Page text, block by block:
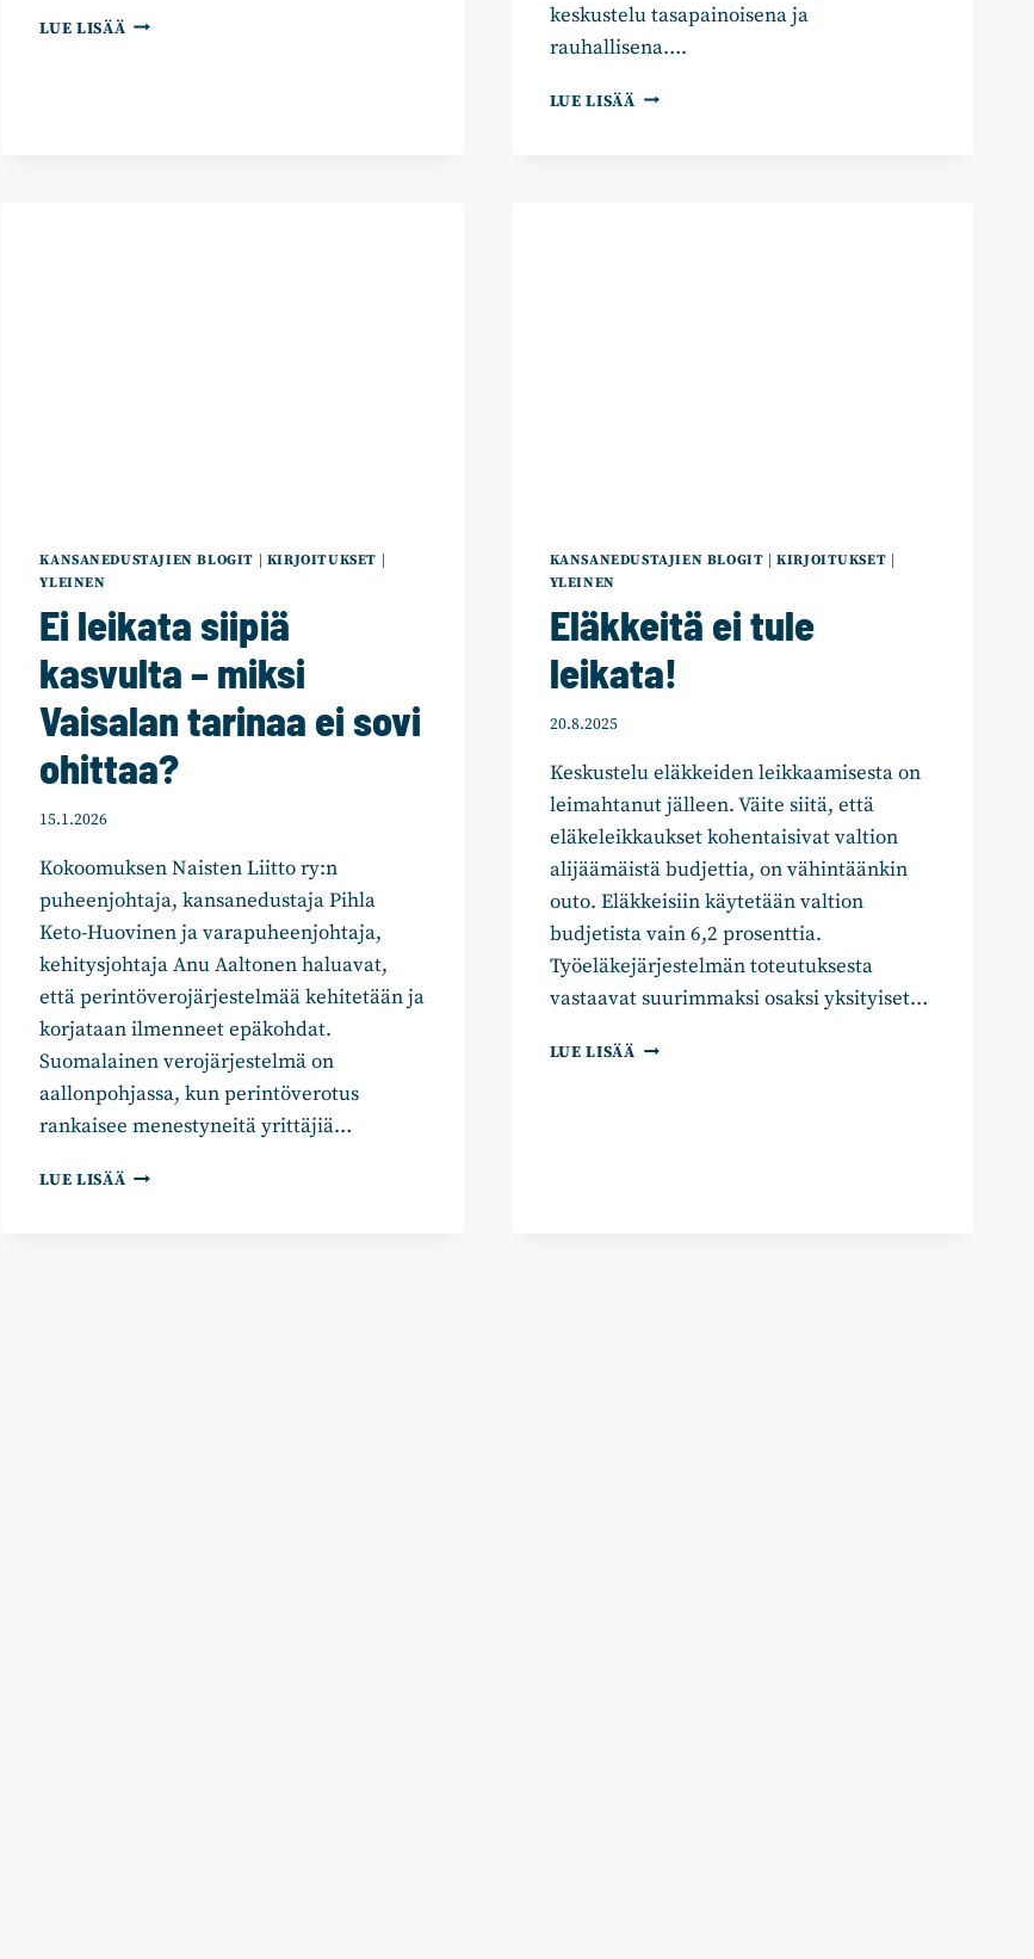
LUE LISÄÄ AVAINSANA
keskustelu tasapainoisena ja
rauhallisena….
LUE LISÄÄ DROONIT
KANSANEDUSTAJIEN BLOGIT | KIRJOITUKSET |
YLEINEN
Ei leikata siipiä
kasvulta – miksi
Vaisalan tarinaa ei sovi
ohittaa?
15.1.2026
Kokoomuksen Naisten Liitto ry:n
puheenjohtaja, kansanedustaja Pihla
Keto-Huovinen ja varapuheenjohtaja,
kehitysjohtaja Anu Aaltonen haluavat,
että perintöverojärjestelmää kehitetään ja
korjataan ilmenneet epäkohdat.
Suomalainen verojärjestelmä on
aallonpohjassa, kun perintöverotus
rankaisee menestyneitä yrittäjiä…
LUE LISÄÄ EI
KANSANEDUSTAJIEN BLOGIT |KIRJOITUKSET |
YLEINEN
Eläkkeitä ei tule
leikata!
20.8.2025
Keskustelu eläkkeiden leikkaamisesta on
leimahtanut jälleen. Väite siitä, että
eläkeleikkaukset kohentaisivat valtion
alijäämäistä budjettia, on vähintäänkin
outo. Eläkkeisiin käytetään valtion
budjetista vain 6,2 prosenttia.
Työeläkejärjestelmän toteutuksesta
vastaavat suurimmaksi osaksi yksityiset…
LUE LISÄÄ ELÄKKEITÄ